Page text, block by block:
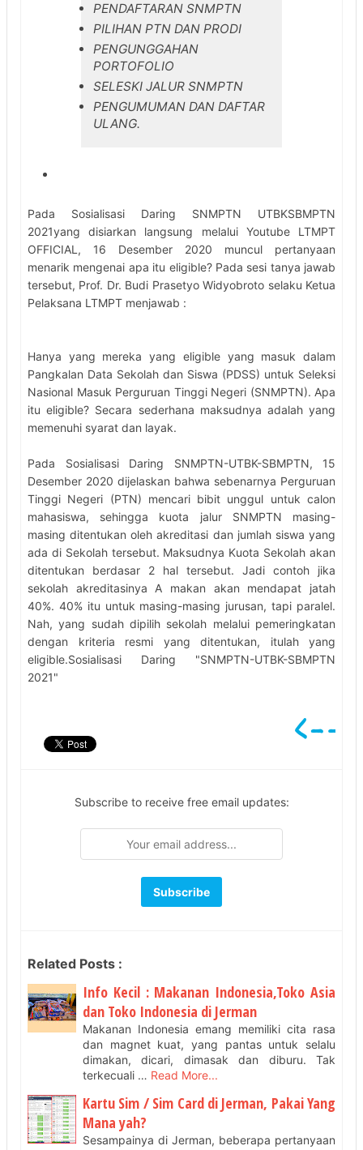
PENDAFTARAN SNMPTN
PILIHAN PTN DAN PRODI
PENGUNGGAHAN
PORTOFOLIO
SELESKI JALUR SNMPTN
PENGUMUMAN DAN DAFTAR
ULANG.
Pada Sosialisasi Daring SNMPTN UTBKSBMPTN
2021yang disiarkan langsung melalui Youtube LTMPT
OFFICIAL, 16 Desember 2020 muncul pertanyaan
menarik mengenai apa itu eligible? Pada sesi tanya jawab
tersebut, Prof. Dr. Budi Prasetyo Widyobroto selaku Ketua
Pelaksana LTMPT menjawab :
Hanya yang mereka yang eligible yang masuk dalam
Pangkalan Data Sekolah dan Siswa (PDSS) untuk Seleksi
Nasional Masuk Perguruan Tinggi Negeri (SNMPTN). Apa
itu eligible? Secara sederhana maksudnya adalah yang
memenuhi syarat dan layak.
Pada Sosialisasi Daring SNMPTN-UTBK-SBMPTN, 15
Desember 2020 dijelaskan bahwa sebenarnya Perguruan
Tinggi Negeri (PTN) mencari bibit unggul untuk calon
mahasiswa, sehingga kuota jalur SNMPTN masing-
masing ditentukan oleh akreditasi dan jumlah siswa yang
ada di Sekolah tersebut. Maksudnya Kuota Sekolah akan
ditentukan berdasar 2 hal tersebut. Jadi contoh jika
sekolah akreditasinya A makan akan mendapat jatah
40%. 40% itu untuk masing-masing jurusan, tapi paralel.
Nah, yang sudah dipilih sekolah melalui pemeringkatan
dengan kriteria resmi yang ditentukan, itulah yang
eligible.Sosialisasi Daring "SNMPTN-UTBK-SBMPTN
2021"
Subscribe to receive free email updates:
Related Posts :
Info Kecil : Makanan Indonesia,Toko Asia
dan Toko Indonesia di Jerman
Makanan Indonesia emang memiliki cita rasa
dan magnet kuat, yang pantas untuk selalu
dimakan, dicari, dimasak dan diburu. Tak
terkecuali … Read More...
Kartu Sim / Sim Card di Jerman, Pakai Yang
Mana yah?
Sesampainya di Jerman, beberapa pertanyaan